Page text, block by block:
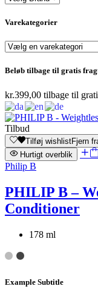
Varekategorier
Beløb tilbage til gratis
kr.399,00 tilbage til
Tilbud
Tilføj wishlistFjern
Hurtigt overblik
Philip B
PHILIP B –
Conditioner
178 ml
Example Subtitle